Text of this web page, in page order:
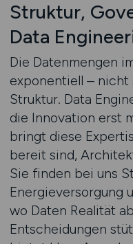
Struktur,
Data
Die Datenmengen
exponentiell – nicht
Struktur. Data
die Innovation erst
bringt diese
bereit sind,
Sie finden bei uns
Energieversorgung
wo Daten Realität
Entscheidungen